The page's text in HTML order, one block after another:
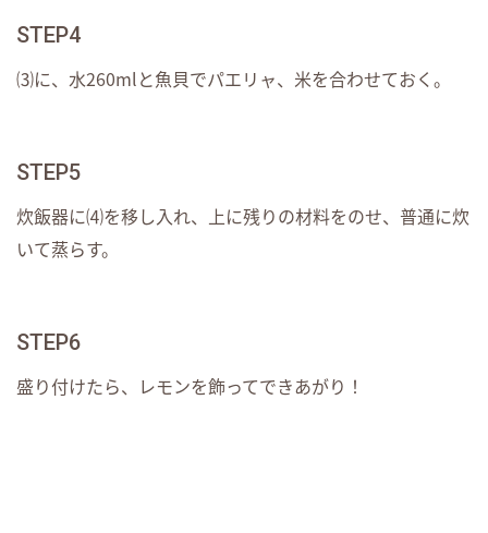
STEP4
⑶に、水260mlと魚貝でパエリャ、米を合わせておく。
STEP5
炊飯器に⑷を移し入れ、上に残りの材料をのせ、普通に炊
いて蒸らす。
STEP6
盛り付けたら、レモンを飾ってできあがり！